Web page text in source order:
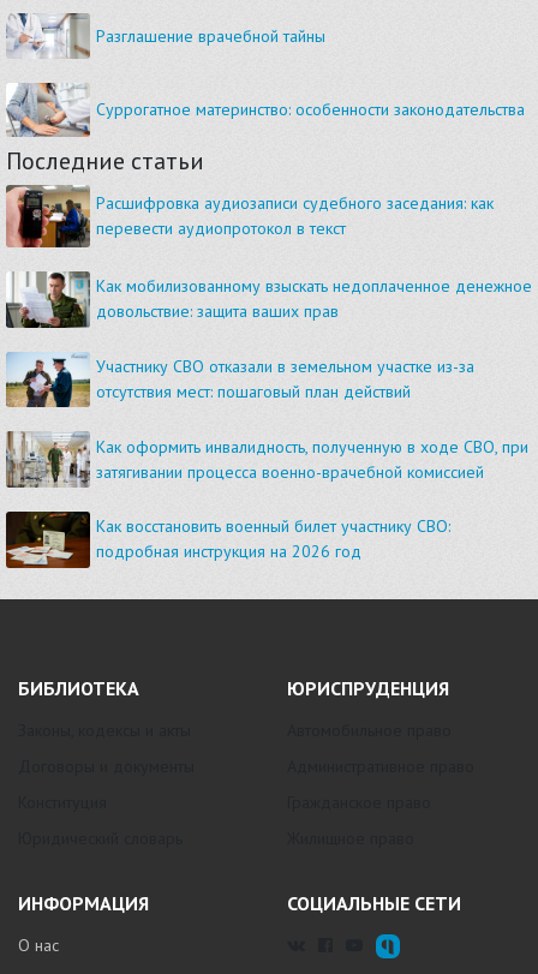
Разглашение врачебной тайны
Суррогатное материнство: особенности законодательства
Последние статьи
Расшифровка аудиозаписи судебного заседания: как
перевести аудиопротокол в текст
Как мобилизованному взыскать недоплаченное денежное
довольствие: защита ваших прав
Участнику СВО отказали в земельном участке из-за
отсутствия мест: пошаговый план действий
Как оформить инвалидность, полученную в ходе СВО, при
затягивании процесса военно-врачебной комиссией
Как восстановить военный билет участнику СВО:
подробная инструкция на 2026 год
БИБЛИОТЕКА ЮРИСПРУДЕНЦИЯ
ИНФОРМАЦИЯ
О нас
СОЦИАЛЬНЫЕ СЕТИ